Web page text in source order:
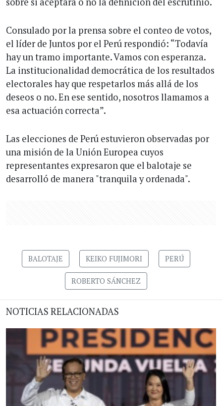
Consulado por la prensa sobre el conteo de votos,
el líder de Juntos por el Perú respondió: “Todavía
hay un tramo importante. Vamos con esperanza.
La institucionalidad democrática de los resultados
electorales hay que respetarlos más allá de los
deseos o no. En ese sentido, nosotros llamamos a
esa actuación correcta”.
Las elecciones de Perú estuvieron observadas por
una misión de la Unión Europea cuyos
representantes expresaron que el balotaje se
desarrolló de manera "tranquila y ordenada".
BALOTAJE KEIKO FUJIMORI PERÚ
ROBERTO SÁNCHEZ
NOTICIAS RELACIONADAS